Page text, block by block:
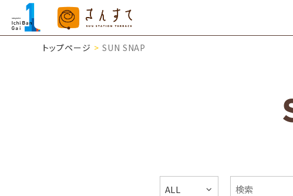
トップページ SUN SNAP
ALL